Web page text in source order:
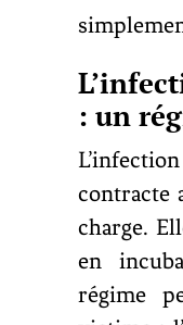
: un
contracte
charge.
en
régime